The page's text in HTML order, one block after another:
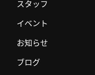
スタッフ
イベント
お知らせ
ブログ